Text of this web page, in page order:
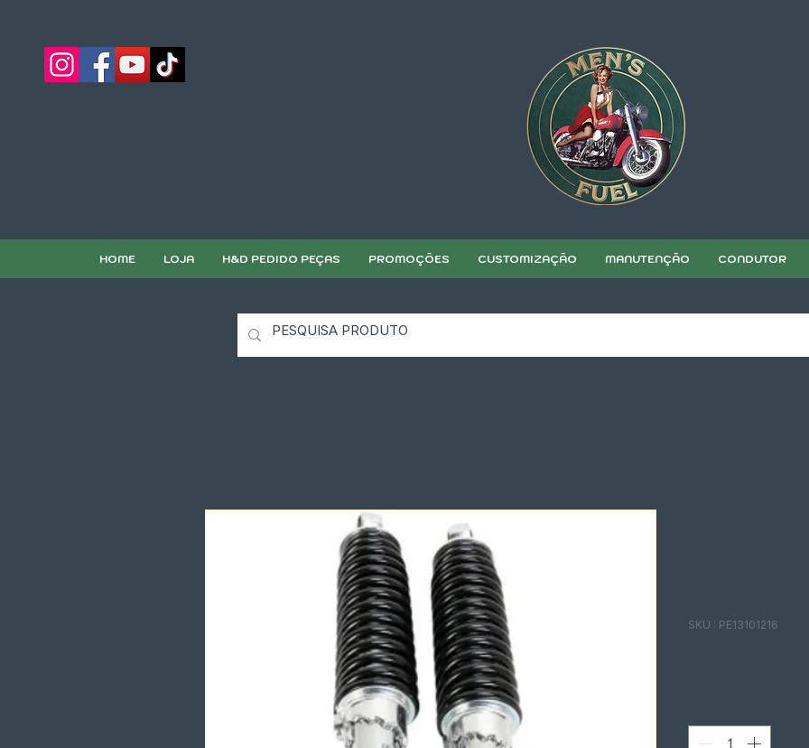
HOME LOJA H&D PEDIDO PEÇAS PROMOÇÕES CUSTOMIZAÇÃO MANUTENÇÃO CONDUTOR
SKU : PE13101216